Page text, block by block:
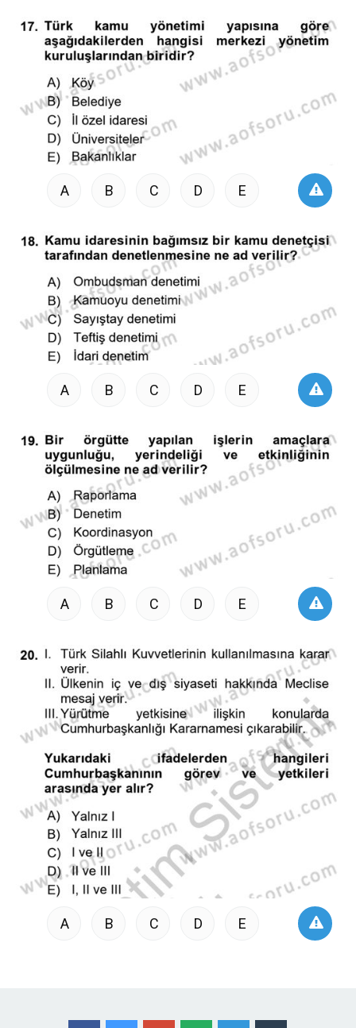
A B C D E
A B C D E
A B C D E
A B C D E